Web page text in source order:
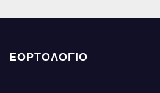
ΕΟΡΤΟΛΟΓΙΟ